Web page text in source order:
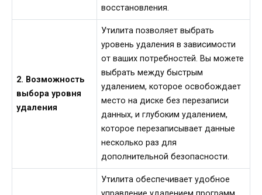
восстановления.
2. Возможность
выбора уровня
удаления
Утилита позволяет выбрать
уровень удаления в зависимости
от ваших потребностей. Вы можете
выбрать между быстрым
удалением, которое освобождает
место на диске без перезаписи
данных, и глубоким удалением,
которое перезаписывает данные
несколько раз для
дополнительной безопасности.
Утилита обеспечивает удобное